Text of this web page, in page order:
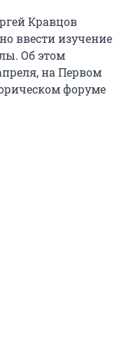
Кравцов
ввести изучение
Об этом
на Первом
форуме